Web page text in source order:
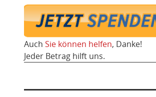
Auch Sie können helfen, Danke!
Jeder Betrag hilft uns.